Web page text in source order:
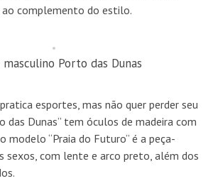
complemento do estilo.
masculino Porto das Dunas
esportes, mas não quer perder seu
das Dunas” tem óculos de madeira com
modelo “Praia do Futuro” é a peça-
sexos, com lente e arco preto, além dos